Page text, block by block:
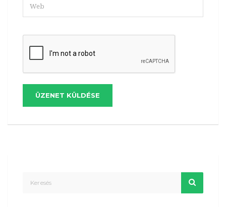
ÜZENET KÜLDÉSE